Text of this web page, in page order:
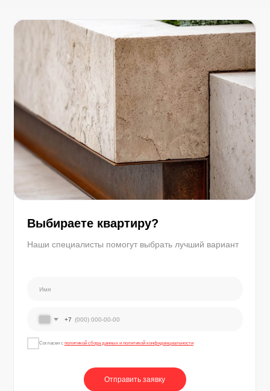
Выбираете квартиру?
Наши специалисты помогут выбрать лучший вариант
+7
Согласен с политикой сбора данных и политикой конфиденциальности
Отправить заявку